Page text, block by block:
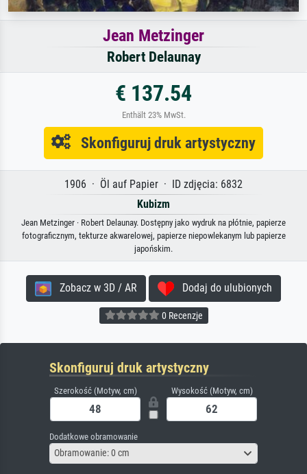
Jean Metzinger
Robert Delaunay
€ 137.54
Enthält 23% MwSt.
Skonfiguruj druk artystyczny
1906 · Öl auf Papier · ID zdjęcia: 6832
Kubizm
Jean Metzinger · Robert Delaunay. Dostępny jako wydruk na płótnie, papierze
fotograficznym, tekturze akwarelowej, papierze niepowlekanym lub papierze
japońskim.
Zobacz w 3D / AR Dodaj do ulubionych
0 Recenzje
Skonfiguruj druk artystyczny
Szerokość (Motyw, cm) Wysokość (Motyw, cm)
Dodatkowe obramowanie
Obramowanie: 0 cm